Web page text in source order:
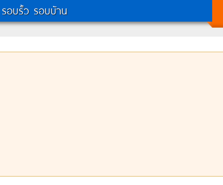
รอบรั้ว รอบบ้าน